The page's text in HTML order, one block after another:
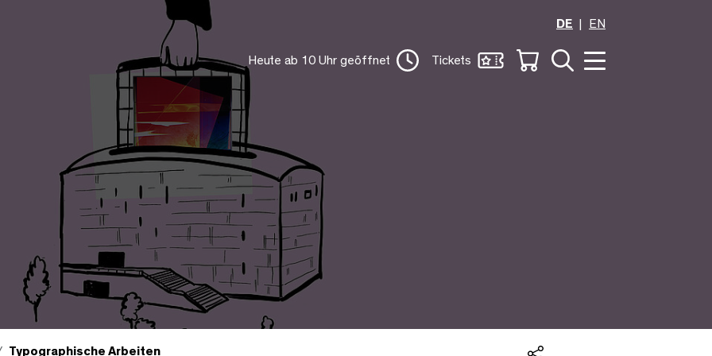
DE
EN
Heute ab 10 Uhr geöffnet Tickets
Typographische Arbeiten